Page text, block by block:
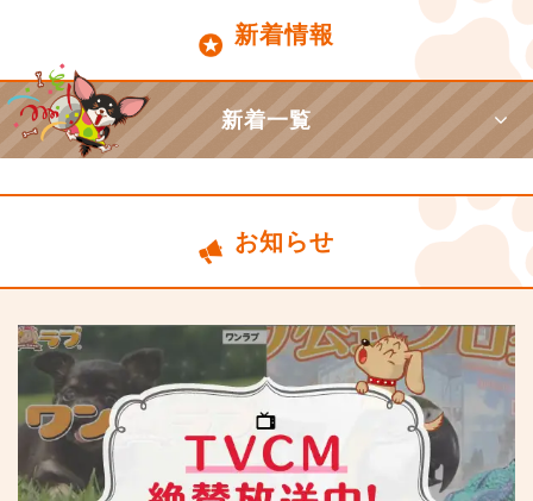
新着情報
新着一覧
お知らせ